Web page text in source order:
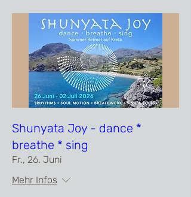
Shunyata Joy - dance *
breathe * sing
Fr., 26. Juni
Mehr Infos